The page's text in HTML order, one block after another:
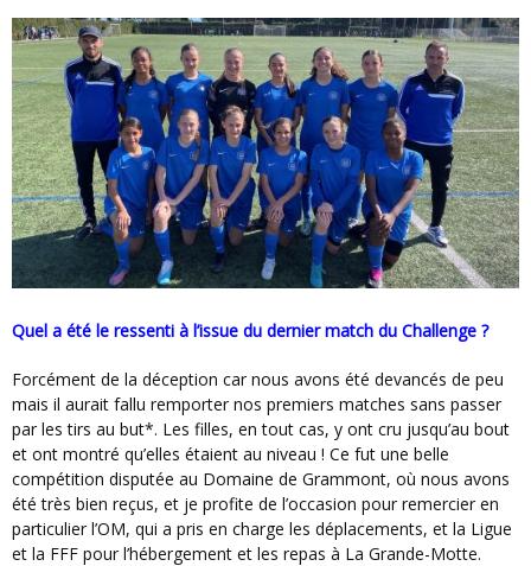
Quel a été le ressenti à l’issue du dernier match du Challenge ?
Forcément de la déception car nous avons été devancés de peu
mais il aurait fallu remporter nos premiers matches sans passer
par les tirs au but*. Les filles, en tout cas, y ont cru jusqu’au bout
et ont montré qu’elles étaient au niveau ! Ce fut une belle
compétition disputée au Domaine de Grammont, où nous avons
été très bien reçus, et je profite de l’occasion pour remercier en
particulier l’OM, qui a pris en charge les déplacements, et la Ligue
et la FFF pour l’hébergement et les repas à La Grande-Motte.